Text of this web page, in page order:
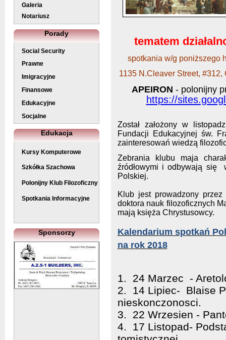
Galeria
Notariusz
Porady
Social Security
Prawne
Imigracyjne
Finansowe
Edukacyjne
Socjalne
Edukacja
Kursy Komputerowe
Szkółka Szachowa
Polonijny Klub Filozoficzny
Spotkania Informacyjne
Sponsorzy
tematem
spotkania w/g poniższego
1135 N.Cleaver Street,
APEIRON - polonijny
https://
Został założony w
Fundacji Edukacyjnej św.
zainteresowań wiedzą
Zebrania klubu maja
źródłowymi i odbywają się
Polskiej.
Klub jest prowadzony
doktora nauk filozoficznych
mają księża Chrystusowcy.
Kalendarium spotkań
na rok 2018
1. 24 Marzec -
2. 14 Lipiec- Blaise
nieskonczonosci.
3. 22 Wrzesien -
4. 17 Listopad-